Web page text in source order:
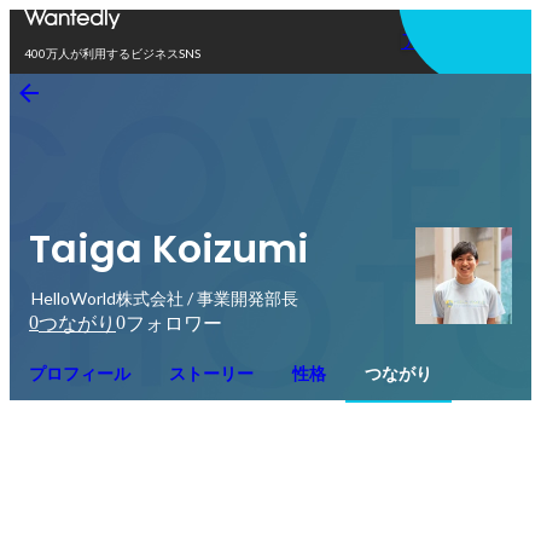
400万人が利用するビジネスSNS
アプリを使う
Taiga Koizumi
HelloWorld株式会社 / 事業開発部長
0つながり 0フォロワー
プロフィール ストーリー 性格 つながり